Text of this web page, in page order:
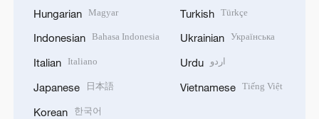
Hungarian Magyar
Indonesian Bahasa Indonesia
Italian Italiano
Japanese 日本語
Korean 한국어
Turkish Türkçe
Ukrainian Українська
Urdu اردو
Vietnamese Tiếng Việt